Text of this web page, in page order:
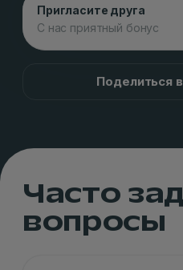
Пригласите друга
С нас приятный бонус
Поделиться
Часто
вопросы